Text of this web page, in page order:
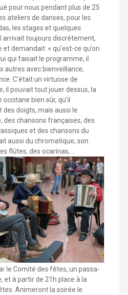
pour nous pendant plus de 25
ateliers de danses, pour les
les stages et quelques
arrivait toujours discrètement,
et demandait: « qu’est-ce qu’on
qui faisait le programme, il
autres avec bienveillance,
C’était un virtuose de
il pouvait tout jouer dessus, la
bien sûr, qu’il
des doigts, mais aussi le
des chansons françaises, des
et des chansons du
aussi du chromatique, son
flûtes, des ocarinas, …
le Comité des fêtes, un passa-
et à partir de 21h place à la
Animeront la soirée le